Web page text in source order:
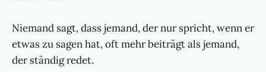
Niemand sagt, dass jemand, der nur spricht, wenn er
etwas zu sagen hat, oft mehr beiträgt als jemand,
der ständig redet.